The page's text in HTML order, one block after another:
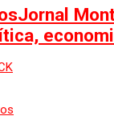
Jornal